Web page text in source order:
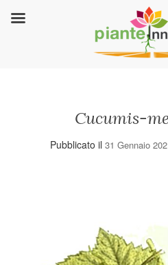
Cucumis-
Pubblicato il 31 Gennaio